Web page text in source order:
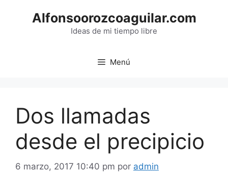
Alfonsoorozcoaguilar.com
Ideas de mi tiempo libre
Menú
Dos llamadas
desde el precipicio
6 marzo, 2017 10:40 pm por admin